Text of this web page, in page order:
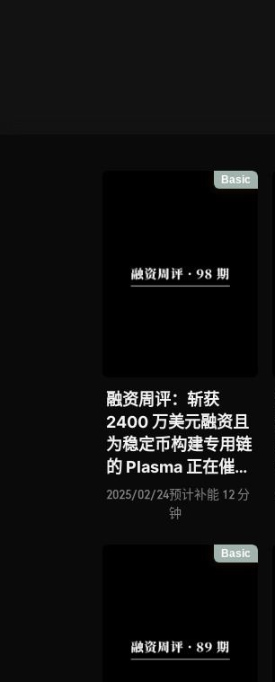
Basic
融资周评：斩获
2400 万美元融资且
为稳定币构建专用链
的 Plasma 正在催发
新的链上生态经济潜
力？Mango
链基础设施会是
为各类区块链并行执
2025/02/24预计补能 12 分
钟
Basic